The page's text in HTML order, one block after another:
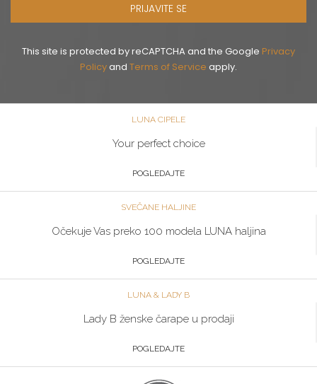
PRIJAVITE SE
This site is protected by reCAPTCHA and the Google Privacy
Policyand Terms of Service apply.
LUNA CIPELE
Your perfect choice
POGLEDAJTE
SVEČANE HALJINE
Očekuje Vas preko 100 modela LUNA haljina
POGLEDAJTE
LUNA & LADY B
Lady B ženske čarape u prodaji
POGLEDAJTE